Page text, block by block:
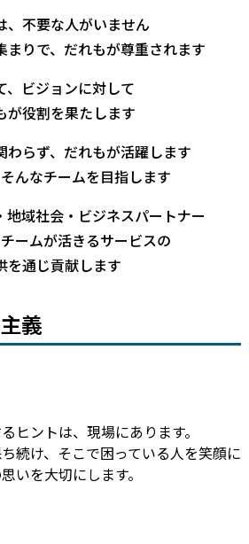
、不要な人がいません
まりで、だれもが尊重されます
、ビジョンに対して
が役割を果たします
わらず、だれもが活躍します
んなチームを目指します
地域社会・ビジネスパートナー
ームが活きるサービスの
を通じ貢献します
義
ヒントは、現場にあります。
続け、そこで困っている人を笑顔に
いを大切にします。